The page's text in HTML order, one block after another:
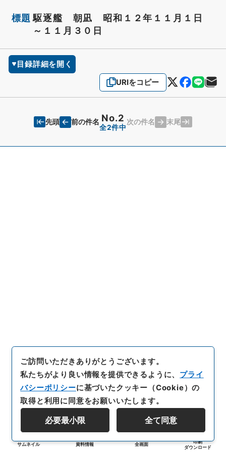
標題 駆逐艦 朝凪 昭和１２年１１月１日
～１１月３０日
目録詳細を開く
URIをコピー
先頭 前の件名 No.2
全2件中
次の件名 末尾
サムネイル 資料情報 全画面
印刷
ダウンロード
ご訪問いただきありがとうございます。
私たちがより良い情報を提供できるように、 プライ
バシーポリシーに基づいたクッキー（Cookie）の
取得と利用に同意をお願いいたします。
必要最小限 全て同意